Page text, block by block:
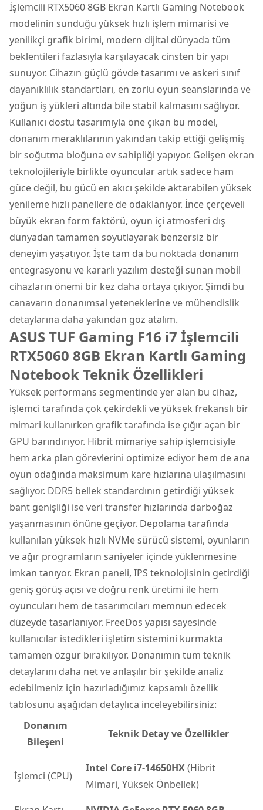
İşlemcili RTX5060 8GB Ekran Kartlı Gaming Notebook
modelinin sunduğu yüksek hızlı işlem mimarisi ve
yenilikçi grafik birimi, modern dijital dünyada tüm
beklentileri fazlasıyla karşılayacak cinsten bir yapı
sunuyor. Cihazın güçlü gövde tasarımı ve askeri sınıf
dayanıklılık standartları, en zorlu oyun seanslarında ve
yoğun iş yükleri altında bile stabil kalmasını sağlıyor.
Kullanıcı dostu tasarımıyla öne çıkan bu model,
donanım meraklılarının yakından takip ettiği gelişmiş
bir soğutma bloğuna ev sahipliği yapıyor. Gelişen ekran
teknolojileriyle birlikte oyuncular artık sadece ham
güce değil, bu gücü en akıcı şekilde aktarabilen yüksek
yenileme hızlı panellere de odaklanıyor. İnce çerçeveli
büyük ekran form faktörü, oyun içi atmosferi dış
dünyadan tamamen soyutlayarak benzersiz bir
deneyim yaşatıyor. İşte tam da bu noktada donanım
entegrasyonu ve kararlı yazılım desteği sunan mobil
cihazların önemi bir kez daha ortaya çıkıyor. Şimdi bu
canavarın donanımsal yeteneklerine ve mühendislik
detaylarına daha yakından göz atalım.
ASUS TUF Gaming F16 i7 İşlemcili
RTX5060 8GB Ekran Kartlı Gaming
Notebook Teknik Özellikleri
Yüksek performans segmentinde yer alan bu cihaz,
işlemci tarafında çok çekirdekli ve yüksek frekanslı bir
mimari kullanırken grafik tarafında ise çığır açan bir
GPU barındırıyor. Hibrit mimariye sahip işlemcisiyle
hem arka plan görevlerini optimize ediyor hem de ana
oyun odağında maksimum kare hızlarına ulaşılmasını
sağlıyor. DDR5 bellek standardının getirdiği yüksek
bant genişliği ise veri transfer hızlarında darboğaz
yaşanmasının önüne geçiyor. Depolama tarafında
kullanılan yüksek hızlı NVMe sürücü sistemi, oyunların
ve ağır programların saniyeler içinde yüklenmesine
imkan tanıyor. Ekran paneli, IPS teknolojisinin getirdiği
geniş görüş açısı ve doğru renk üretimi ile hem
oyuncuları hem de tasarımcıları memnun edecek
düzeyde tasarlanıyor. FreeDos yapısı sayesinde
kullanıcılar istedikleri işletim sistemini kurmakta
tamamen özgür bırakılıyor. Donanımın tüm teknik
detaylarını daha net ve anlaşılır bir şekilde analiz
edebilmeniz için hazırladığımız kapsamlı özellik
tablosunu aşağıdan detaylıca inceleyebilirsiniz:
Donanım
Bileşeni
Teknik Detay ve Özellikler
İşlemci (CPU)
Intel Core i7-14650HX(Hibrit
Mimari, Yüksek Önbellek)